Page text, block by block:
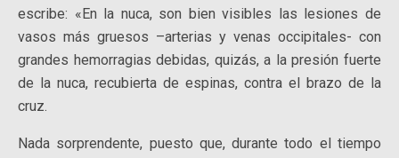
escribe: «En la nuca, son bien visibles las lesiones de
vasos más gruesos –arterias y venas occipitales- con
grandes hemorragias debidas, quizás, a la presión fuerte
de la nuca, recubierta de espinas, contra el brazo de la
cruz.
Nada sorprendente, puesto que, durante todo el tiempo